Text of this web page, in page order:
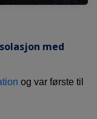
med
og var første til